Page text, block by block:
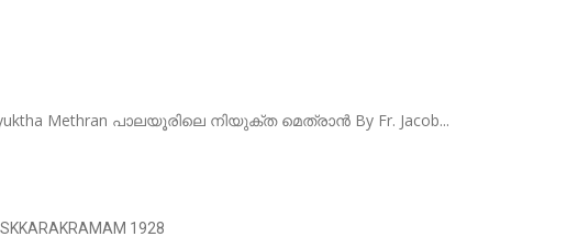
Methran പാലയൂരിലെ നിയുക്ത മെത്രാൻ By Fr. Jacob...
1928